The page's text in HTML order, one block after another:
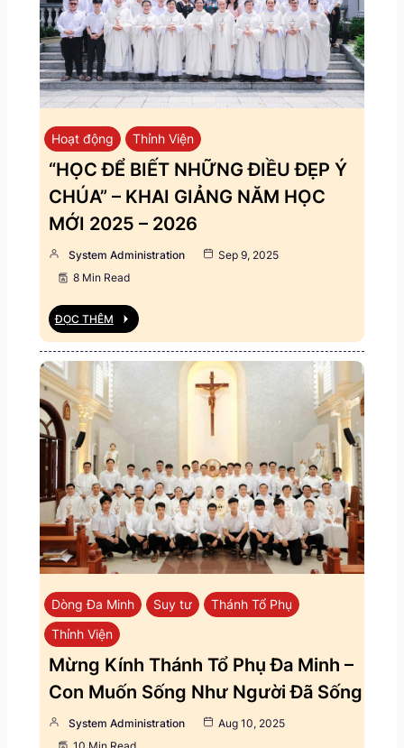
Hoạt động Thỉnh Viện
“HỌC ĐỂ BIẾT NHỮNG ĐIỀU ĐẸP Ý
CHÚA” – KHAI GIẢNG NĂM HỌC
MỚI 2025 – 2026
System Administration
Sep 9, 2025
8 Min Read
ĐỌC THÊM
Dòng Đa Minh Suy tư
Thánh Tổ Phụ
Thỉnh Viện
Mừng Kính Thánh Tổ Phụ Đa Minh –
Con Muốn Sống Như Người Đã Sống
System Administration
Aug 10, 2025